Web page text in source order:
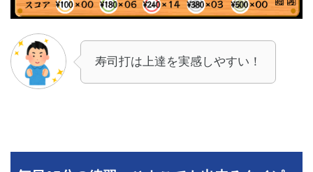
寿司打は上達を実感しやすい！